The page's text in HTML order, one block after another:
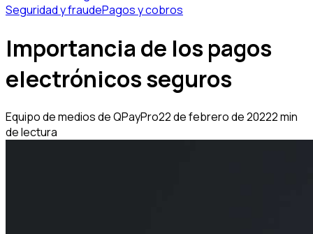
Seguridad y fraudePagos y cobros
Importancia de los pagos
electrónicos seguros
Equipo de medios de QPayPro22 de febrero de 20222 min
de lectura